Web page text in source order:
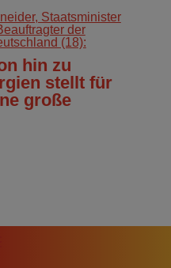
Staatsminister
der
(18):
hin zu
stellt für
große